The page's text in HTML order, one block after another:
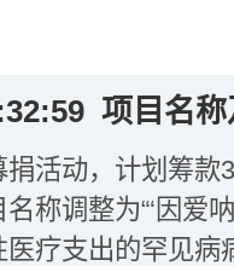
项目名
活动，计划筹款
称调整为“‘因爱
疗支出的罕见